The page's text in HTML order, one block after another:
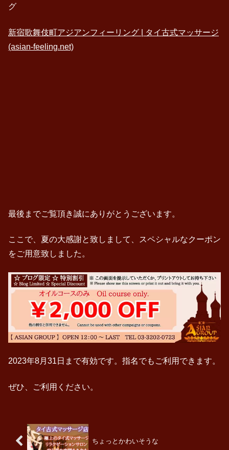
グ
新宿歌舞伎町アジアンフィーリング | タイ古式マッサージ
(asian-feeling.net)
最後までご覧頂き誠にありがとうございます。
ここで、夏の大感謝と致しまして、スペシャルなクーポン
をご用意致しました。
2023年8月31日まで有効です。指名でもご利用できます。
ぜひ、ご利用ください。
ちょっとかわいそうな